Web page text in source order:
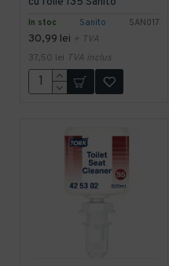
In stoc Sanito SAN017
30,99 lei + TVA
37,50 lei TVA inclus